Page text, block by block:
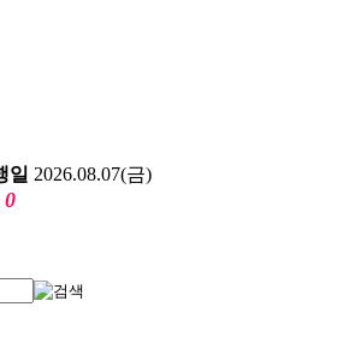
일 2026.08.07(금)
0